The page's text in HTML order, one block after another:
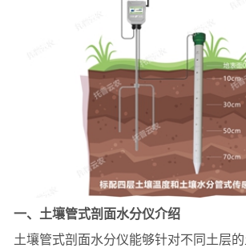
一、土壤管式剖面水分仪介绍
土壤管式剖面水分仪能够针对不同土层